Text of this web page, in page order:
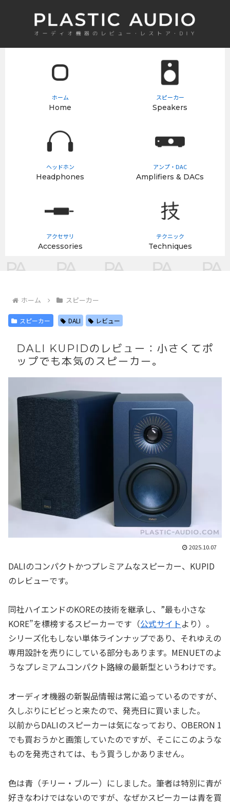
ホーム
Home
スピーカー
Speakers
ヘッドホン
Headphones
アンプ・DAC
Amplifiers & DACs
アクセサリ
Accessories
テクニック
Techniques
ホーム スピーカー
スピーカー DALI レビュー
DALI KUPIDのレビュー：小さくてポ
ップでも本気のスピーカー。
2025.10.07
DALIのコンパクトかつプレミアムなスピーカー、KUPID
のレビューです。
同社ハイエンドのKOREの技術を継承し、”最も小さな
KORE”を標榜するスピーカーです（公式サイトより）。
シリーズ化もしない単体ラインナップであり、それゆえの
専用設計を売りにしている部分もあります。MENUETのよ
うなプレミアムコンパクト路線の最新型というわけです。
オーディオ機器の新製品情報は常に追っているのですが、
久しぶりにビビっと来たので、発売日に買いました。
以前からDALIのスピーカーは気になっており、OBERON 1
でも買おうかと画策していたのですが、そこにこのような
ものを発売されては、もう買うしかありません。
色は青（チリー・ブルー）にしました。筆者は特別に青が
好きなわけではないのですが、なぜかスピーカーは青を買